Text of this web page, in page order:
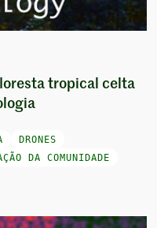
tropical celta
DRONES
DA COMUNIDADE